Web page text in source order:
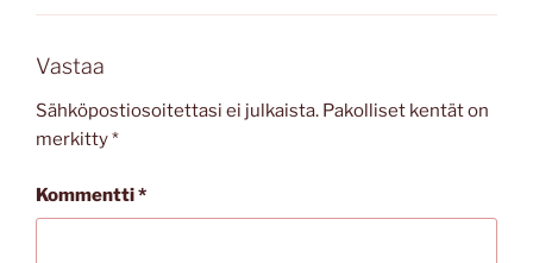
Vastaa
Sähköpostiosoitettasi ei julkaista. Pakolliset kentät on
merkitty*
Kommentti*